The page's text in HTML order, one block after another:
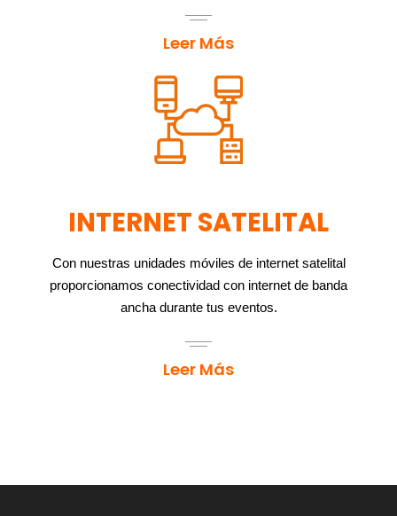
Leer Más
INTERNET SATELITAL
Con nuestras unidades móviles de internet satelital
proporcionamos conectividad con internet de banda
ancha durante tus eventos.
Leer Más